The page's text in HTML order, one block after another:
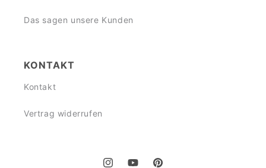
Das sagen unsere Kunden
KONTAKT
Kontakt
Vertrag widerrufen